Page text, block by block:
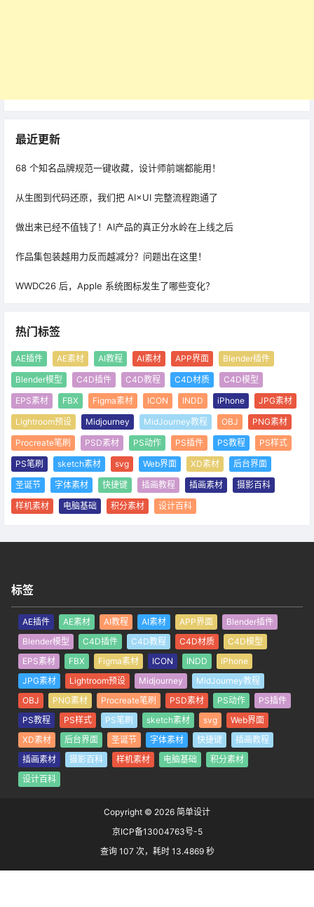
最近更新
68 个知名品牌规范一键收藏，设计师前端都能用！
从生图到代码还原，我们把 AI×UI 完整流程跑通了
做出来已经不值钱了！AI产品的真正分水岭在上线之后
作品集包装越用力反而越减分？问题出在这里！
WWDC26 后，Apple 系统图标发生了哪些变化？
热门标签
AE插件 AE素材 AI教程 AI素材 APP界面
Blender插件
Blender模型
C4D插件 C4D教程 C4D材质
C4D模型
EPS素材
FBX Figma素材 ICON INDD iPhone
JPG素材
Lightroom预设
Midjourney MidJourney教程 OBJ
PNG素材
Procreate笔刷
PSD素材 PS动作 PS插件 PS教程
PS样式
PS笔刷
sketch素材 svg Web界面 XD素材
后台界面
圣诞节
字体素材 快捷键 插画教程 插画素材
摄影百科
样机素材
电脑基础 积分素材 设计百科
标签
AE插件 AE素材 AI教程 AI素材 APP界面
Blender插件
Blender模型
C4D插件 C4D教程 C4D材质
C4D模型
EPS素材
FBX Figma素材 ICON INDD
iPhone
JPG素材
Lightroom预设 Midjourney
MidJourney教程
OBJ
PNG素材 Procreate笔刷 PSD素材 PS动作
PS插件
PS教程
PS样式 PS笔刷 sketch素材 svg
Web界面
XD素材
后台界面 圣诞节 字体素材 快捷键
插画教程
插画素材
摄影百科 样机素材 电脑基础
积分素材
设计百科
Copyright © 2026 简单设计
京ICP备13004763号-5
查询 107 次，耗时 13.4869 秒